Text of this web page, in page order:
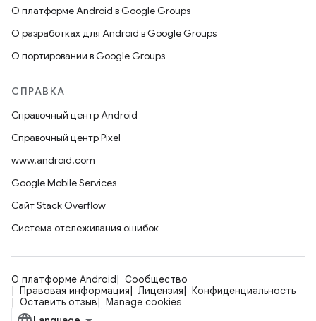
О платформе Android в Google Groups
О разработках для Android в Google Groups
О портировании в Google Groups
СПРАВКА
Справочный центр Android
Справочный центр Pixel
www.android.com
Google Mobile Services
Сайт Stack Overflow
Система отслеживания ошибок
О платформе Android
Сообщество
Правовая информация
Лицензия
Конфиденциальность
Оставить отзыв
Manage cookies